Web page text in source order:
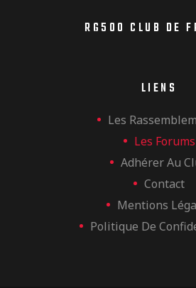
RG500 CLUB DE
LIENS
Les
Les Forums
Adhérer Au
Contact
Mentions
Politique De